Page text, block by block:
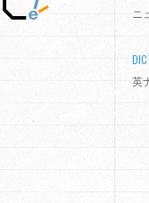
ニ
英